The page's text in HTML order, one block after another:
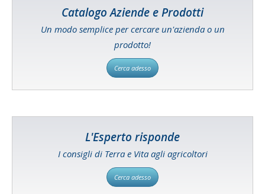
Catalogo Aziende e Prodotti
Un modo semplice per cercare un'azienda o un
prodotto!
Cerca adesso
L'Esperto risponde
I consigli di Terra e Vita agli agricoltori
Cerca adesso